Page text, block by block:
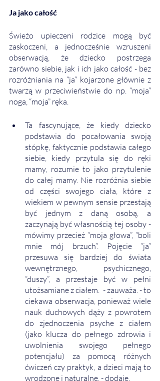
Ja jako całość
Świeżo upieczeni rodzice mogą być
zaskoczeni, a jednocześnie wzruszeni
obserwacją, że dziecko postrzega
zarówno siebie, jak i ich jako całość - bez
rozróżniania na “ja” kojarzone głównie z
twarzą w przeciwieństwie do np. “moja”
noga, “moja” ręka.
Ta fascynujące, że kiedy dziecko
podstawia do pocałowania swoją
stópkę, faktycznie podstawia całego
siebie, kiedy przytula się do ręki
mamy, rozumie to jako przytulenie
do całej mamy. Nie rozróżnia siebie
od części swojego ciała, które z
wiekiem w pewnym sensie przestają
być jednym z daną osobą, a
zaczynają być własnością tej osoby -
mówimy przecież “moja głowa”, “boli
mnie mój brzuch”. Pojęcie “ja”
przesuwa się bardziej do świata
wewnętrznego, psychicznego,
“duszy”, a przestaje być w pełni
utożsamiane z ciałem.  - zauważa. - to
ciekawa obserwacja, ponieważ wiele
nauk duchowych dąży z powrotem
do zjednoczenia psyche z ciałem
(jako klucza do pełnego zdrowia i
uwolnienia swojego pełnego
potencjału) za pomocą różnych
ćwiczeń czy praktyk, a dzieci mają to
wrodzone i naturalne. - dodaje.